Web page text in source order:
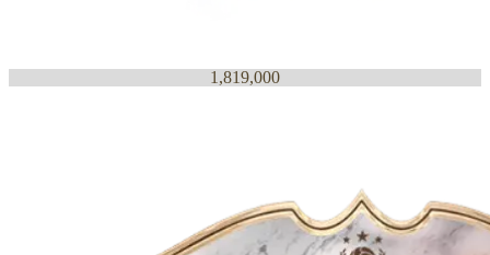
1,819,000